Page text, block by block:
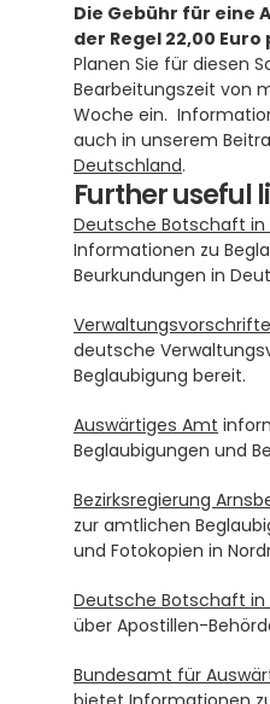
Die Gebühr für eine
der Regel 22,00
Planen Sie für diesen
Bearbeitungszeit von
Woche ein.
auch in unserem
Deutschland.
Further useful
Deutsche Botschaft in
Informationen zu
Beurkundungen in
deutsche
Beglaubigung bereit.
Auswärtiges Amt
Beglaubigungen und
Bezirksregierung
zur amtlichen
und Fotokopien in
Deutsche Botschaft in
über Apostillen-
Bundesamt für